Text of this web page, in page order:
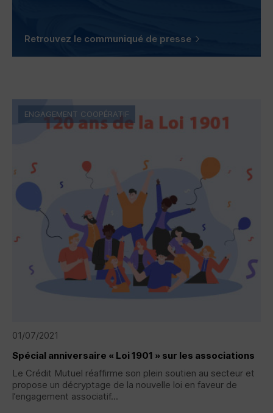
Retrouvez le communiqué de presse
01/07/2021
Spécial anniversaire « Loi 1901 » sur les associations
Le Crédit Mutuel réaffirme son plein soutien au secteur et
propose un décryptage de la nouvelle loi en faveur de
l’engagement associatif...
ENGAGEMENT COOPÉRATIF